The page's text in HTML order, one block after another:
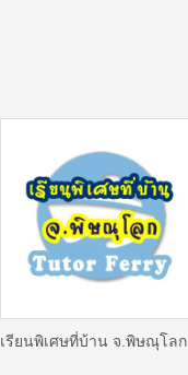
เรียนพิเศษที่บ้าน จ.พิษณุโลก